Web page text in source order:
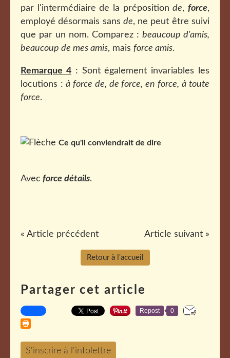
par l'intermédiaire de la prépositionde,force,
employé désormais sans de, ne peut être suivi
que par un nom. Comparez : beaucoup d'amis,
beaucoup de mes amis, mais force amis.
Remarque 4: Sont également invariables les
locutions : à force de, de force, en force, à toute
force.
Ce qu'il conviendrait de dire
Avec force détails.
« Article précédent Article suivant »
Retour à l'accueil
Partager cet article
Repost 0